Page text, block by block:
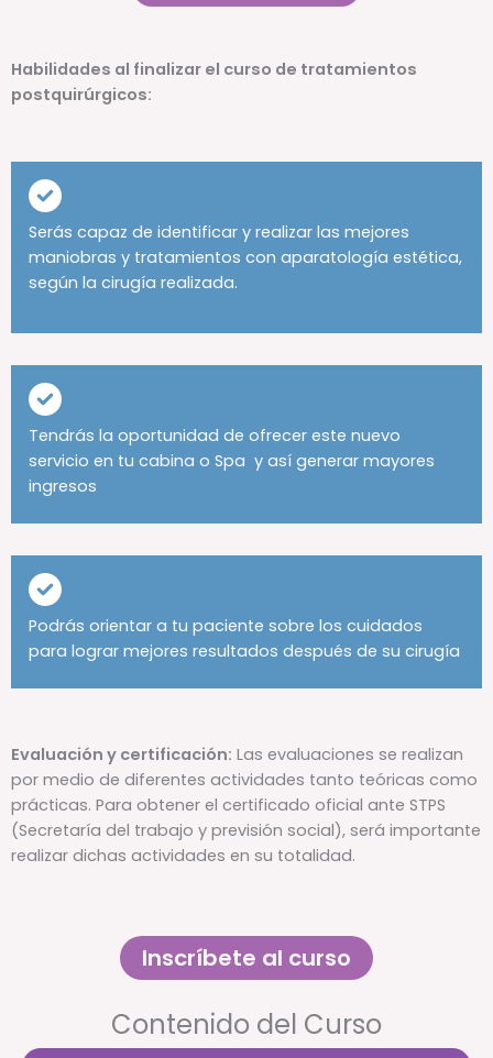
Habilidades al finalizar el curso de tratamientos
postquirúrgicos:
Serás capaz de identificar y realizar las mejores
maniobras y tratamientos con aparatología estética,
según la cirugía realizada.
Tendrás la oportunidad de ofrecer este nuevo
servicio en tu cabina o Spa y así generar mayores
ingresos
Podrás orientar a tu paciente sobre los cuidados
para lograr mejores resultados después de su cirugía
Evaluación y certificación: Las evaluaciones se realizan
por medio de diferentes actividades tanto teóricas como
prácticas. Para obtener el certificado oficial ante STPS
(Secretaría del trabajo y previsión social), será importante
realizar dichas actividades en su totalidad.
Inscríbete al curso
Contenido del Curso